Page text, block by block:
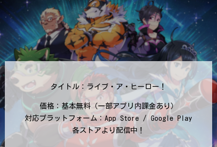
タイトル：ライブ・ア・ヒーロー！
価格：基本無料（一部アプリ内課金あり）
対応プラットフォーム：App Store / Google Play
各ストアより配信中！